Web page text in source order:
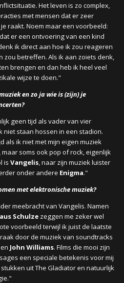
Het leven is zo complex,
met mensen dat er zeer
raakt. Noem maar een voorbeeld:
er een ontvoering van een kind
ik direct aan hoe ik zou reageren
zou betreffen. Als ik aan zoiets denk,
brengen en dan heb ik heel veel
wijze te doen."
en zo ja wie is (zijn) je
geen tijd als vader van vier
niet staan hossen in een stadion.
als ik niet met mijn eigen muziek
soms ook pop of rock, eigenlijk
is Vangelis, naar zijn muziek luister
onder andere Enigma."
met elektronische muziek?
meebracht van Vangelis. Namen
Schulze zeggen me zeker wel
voorbeeld terwijl ik juist de laatste
door de muziek van soundtracks
en John Williams. Films die mooi zijn
een speciale betekenis voor mij
uit The Gladiator en natuurlijk